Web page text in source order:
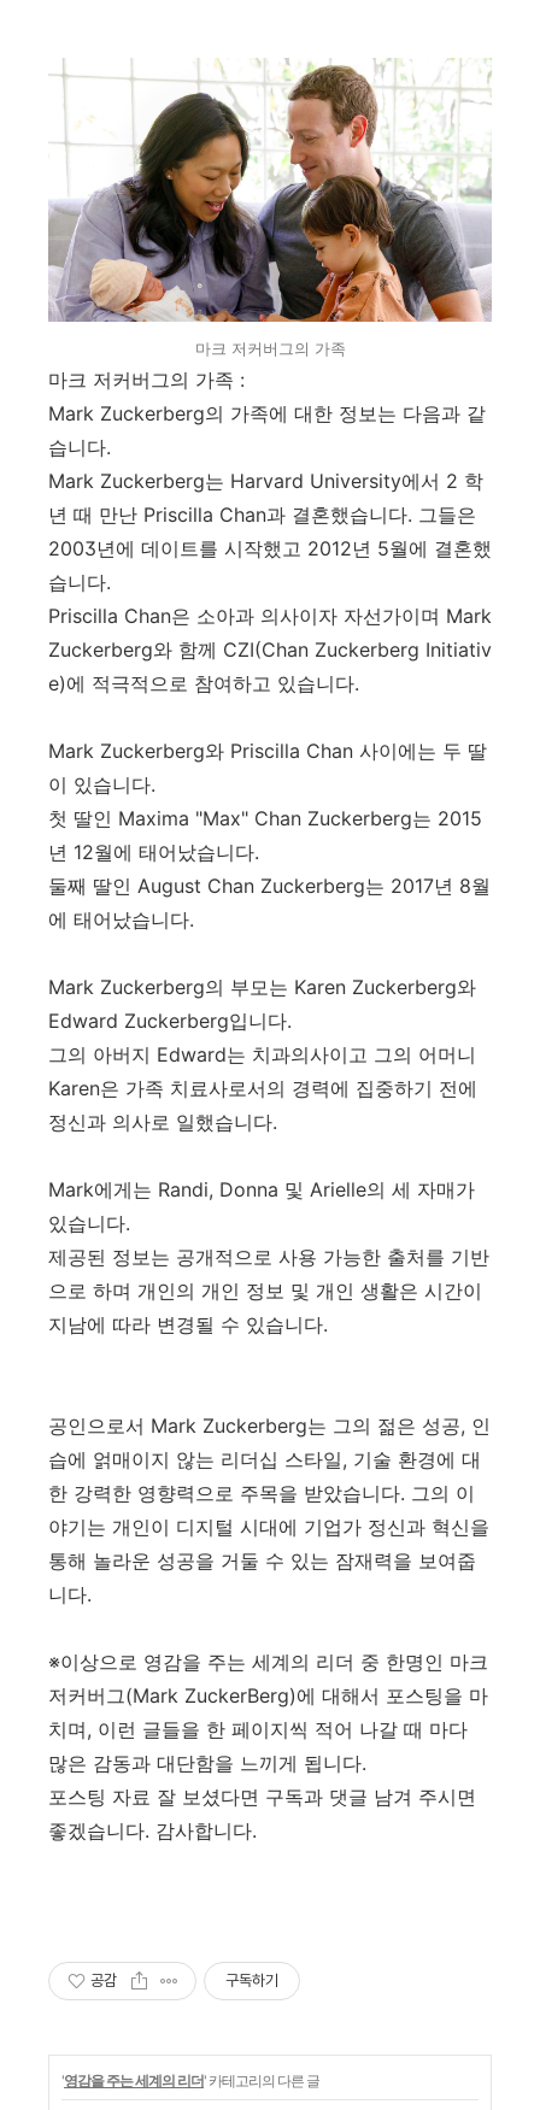
마크 저커버그의 가족
마크 저커버그의 가족 :
Mark Zuckerberg의 가족에 대한 정보는 다음과 같
습니다.
Mark Zuckerberg는 Harvard University에서 2 학
년 때 만난 Priscilla Chan과 결혼했습니다. 그들은
2003년에 데이트를 시작했고 2012년 5월에 결혼했
습니다.
Priscilla Chan은 소아과 의사이자 자선가이며 Mark
Zuckerberg와 함께 CZI(Chan Zuckerberg Initiativ
e)에 적극적으로 참여하고 있습니다.
Mark Zuckerberg와 Priscilla Chan 사이에는 두 딸
이 있습니다.
첫 딸인 Maxima "Max" Chan Zuckerberg는 2015
년 12월에 태어났습니다.
둘째 딸인 August Chan Zuckerberg는 2017년 8월
에 태어났습니다.
Mark Zuckerberg의 부모는 Karen Zuckerberg와
Edward Zuckerberg입니다.
그의 아버지 Edward는 치과의사이고 그의 어머니
Karen은 가족 치료사로서의 경력에 ​​집중하기 전에
정신과 의사로 일했습니다.
Mark에게는 Randi, Donna 및 Arielle의 세 자매가
있습니다.
제공된 정보는 공개적으로 사용 가능한 출처를 기반
으로 하며 개인의 개인 정보 및 개인 생활은 시간이
지남에 따라 변경될 수 있습니다.
공인으로서 Mark Zuckerberg는 그의 젊은 성공, 인
습에 얽매이지 않는 리더십 스타일, 기술 환경에 대
한 강력한 영향력으로 주목을 받았습니다. 그의 이
야기는 개인이 디지털 시대에 기업가 정신과 혁신을
통해 놀라운 성공을 거둘 수 있는 잠재력을 보여줍
니다.
※이상으로 영감을 주는 세계의 리더 중 한명인 마크
저커버그(Mark ZuckerBerg)에 대해서 포스팅을 마
치며, 이런 글들을 한 페이지씩 적어 나갈 때 마다
많은 감동과 대단함을 느끼게 됩니다.
포스팅 자료 잘 보셨다면 구독과 댓글 남겨 주시면
좋겠습니다. 감사합니다.
공감 구독하기
'영감을 주는 세계의 리더' 카테고리의 다른 글